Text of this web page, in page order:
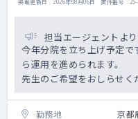
認知
ど
（
いた
掲載更新日 : 2026年08月06日 案件番号 :
担当エージェントより
今年分院を立ち上げ予定
ら運用を進められます。
先生のご希望をおしらせく
勤務地 京都